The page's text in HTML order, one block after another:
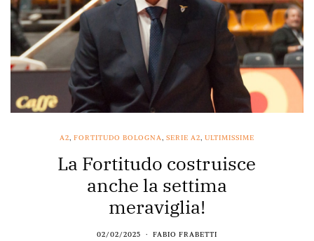
A2, FORTITUDO BOLOGNA, SERIE A2, ULTIMISSIME
La Fortitudo costruisce
anche la settima
meraviglia!
02/02/2025 FABIO FRABETTI